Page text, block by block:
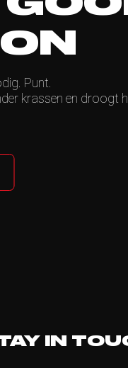
Punt.
krassen en droogt
IN